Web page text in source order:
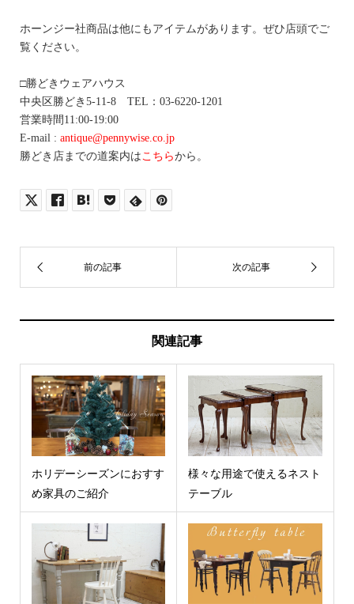
ホーンジー社商品は他にもアイテムがあります。ぜひ店頭でご
覧ください。
□勝どきウェアハウス
中央区勝どき5-11-8 TEL：03-6220-1201
営業時間11:00-19:00
E-mail : antique@pennywise.co.jp
勝どき店までの道案内はこちらから。
関連記事
ホリデーシーズンにおすす
め家具のご紹介
様々な用途で使えるネスト
テーブル